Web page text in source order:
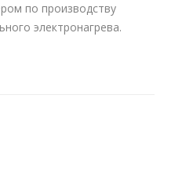
по производству
электронагрева.